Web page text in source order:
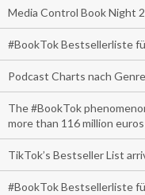
Media Control Book Night
#BookTok Bestsellerliste
Podcast Charts nach Genre
The #BookTok
more than 116 million
TikTok’s Bestseller List
#BookTok Bestsellerliste